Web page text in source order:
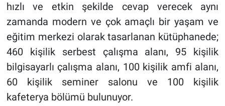
hızlı ve etkin şekilde cevap verecek aynı
zamanda modern ve çok amaçlı bir yaşam ve
eğitim merkezi olarak tasarlanan kütüphanede;
460 kişilik serbest çalışma alanı, 95 kişilik
bilgisayarlı çalışma alanı, 100 kişilik amfi alanı,
60 kişilik seminer salonu ve 100 kişilik
kafeterya bölümü bulunuyor.